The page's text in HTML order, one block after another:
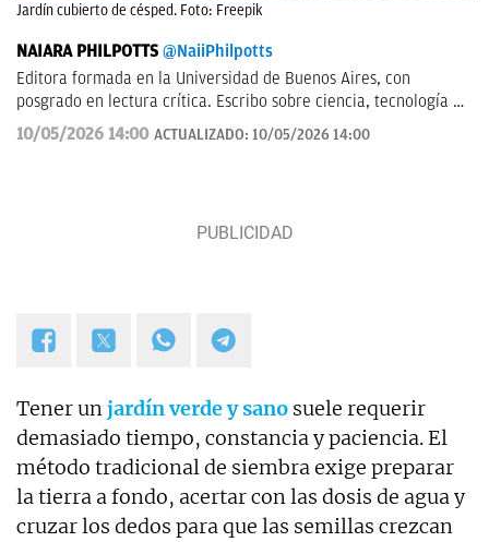
Jardín cubierto de césped. Foto: Freepik
NAIARA PHILPOTTS @NaiiPhilpotts
Editora formada en la Universidad de Buenos Aires, con
posgrado en lectura crítica. Escribo sobre ciencia, tecnología y
actualidad. Soy escritora de novelas y gran aficionada a la
ciencia ficción.
10/05/2026 14:00 ACTUALIZADO: 10/05/2026 14:00
Tener unjardínverde y sano suele requerir
demasiado tiempo, constancia y paciencia. El
método tradicional de siembra exige preparar
la tierra a fondo, acertar con las dosis de agua y
cruzar los dedos para que las semillas crezcan